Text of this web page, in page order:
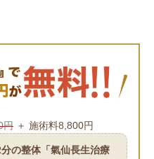
円 ＋ 施術料8,800円
の整体「氣仙長生治療